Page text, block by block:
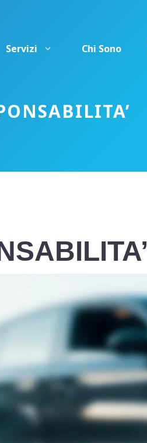
Servizi Chi Sono